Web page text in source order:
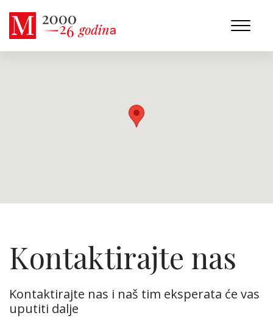
Kontaktirajte nas
Kontaktirajte nas i naš tim eksperata će vas
uputiti dalje